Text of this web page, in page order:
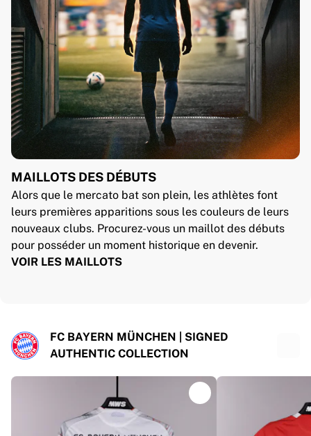
MAILLOTS DES DÉBUTS
Alors que le mercato bat son plein, les athlètes font
leurs premières apparitions sous les couleurs de leurs
nouveaux clubs. Procurez-vous un maillot des débuts
pour posséder un moment historique en devenir.
VOIR LES MAILLOTS
FC BAYERN MÜNCHEN | SIGNED
AUTHENTIC COLLECTION